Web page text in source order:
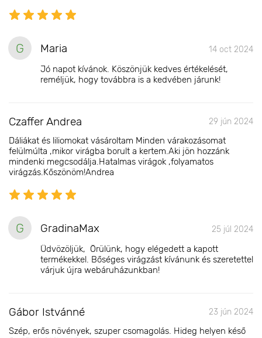
G Maria 14 oct 2024
Jó napot kívánok. Köszönjük kedves értékelését,
reméljük, hogy továbbra is a kedvében járunk!
Czaffer Andrea 29 jún 2024
Dáliákat és liliomokat vásároltam Minden várakozásomat
felülmúlta ,mikor virágba borult a kertem.Aki jön hozzánk
mindenki megcsodálja.Hatalmas virágok ,folyamatos
virágzás.Kőszönöm!Andrea
G GradinaMax 25 júl 2024
Üdvözöljük, Örülünk, hogy elégedett a kapott
termékekkel. Bőséges virágzást kívánunk és szeretettel
várjuk újra webáruházunkban!
Gábor Istvánné 23 jún 2024
Szép, erős növények, szuper csomagolás. Hideg helyen késő